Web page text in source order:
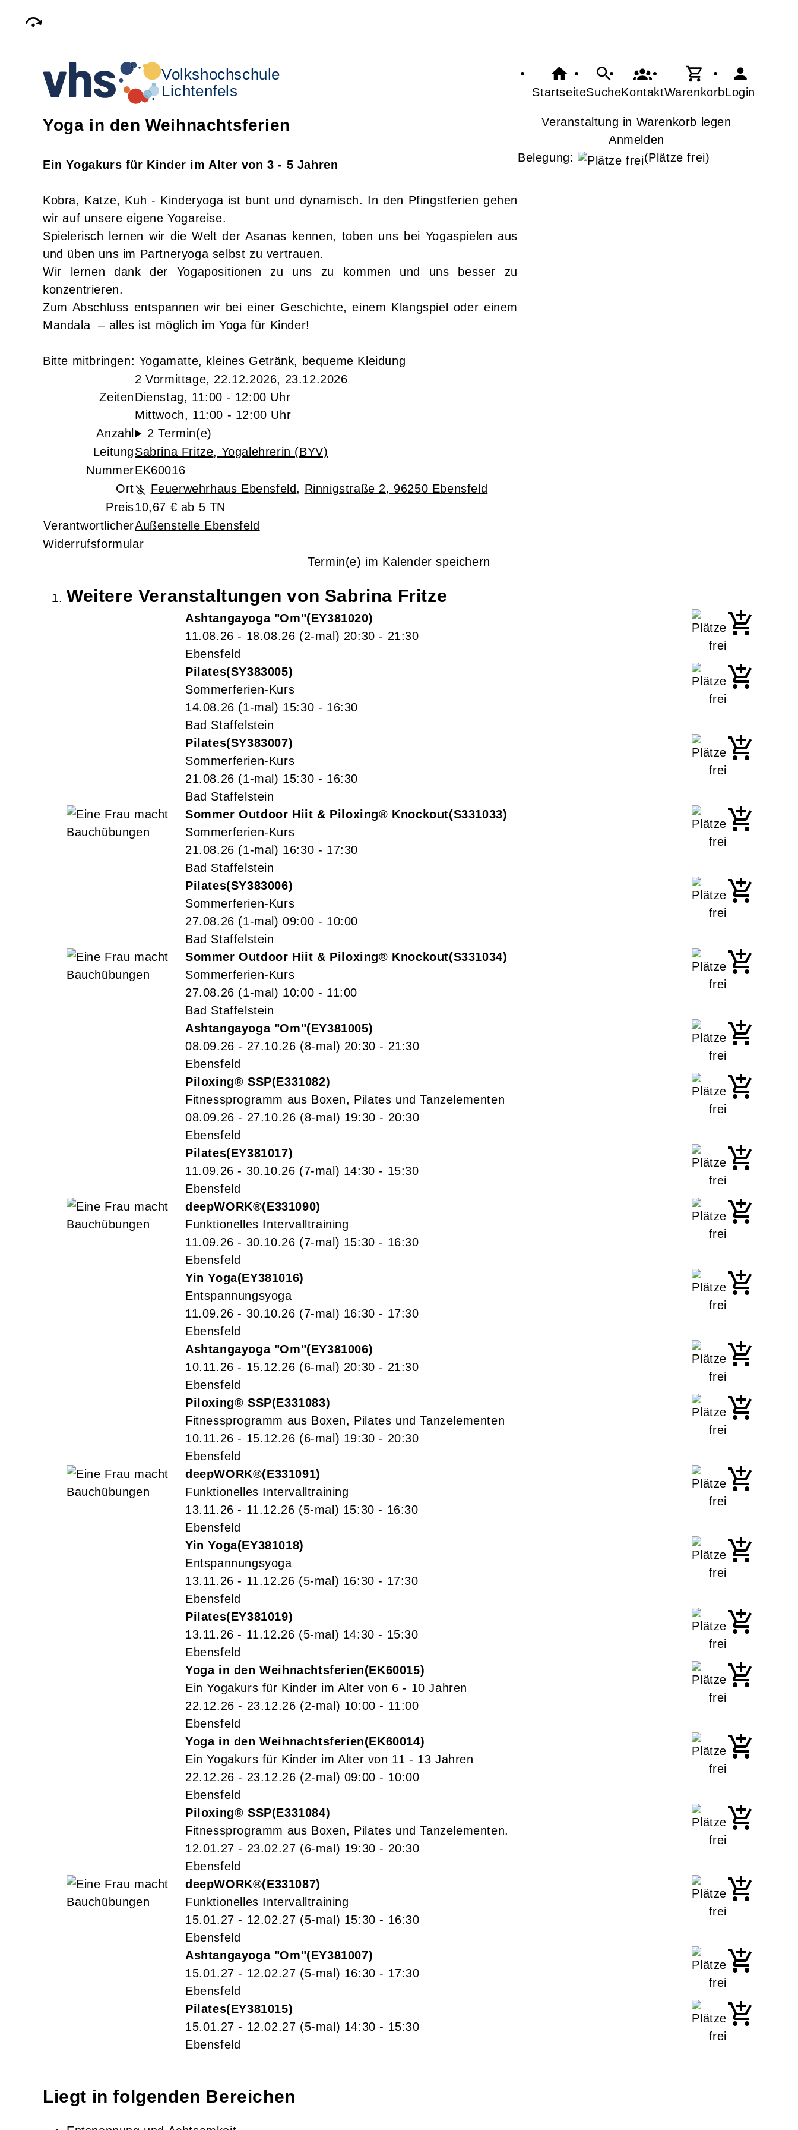
Volkshochschule
Lichtenfels
StartseiteSucheKontaktWarenkorbLogin
Yoga in den Weihnachtsferien
Ein Yogakurs für Kinder im Alter von 3 - 5 Jahren
Kobra, Katze, Kuh - Kinderyoga ist bunt und dynamisch. In den Pfingstferien gehen
wir auf unsere eigene Yogareise.
Spielerisch lernen wir die Welt der Asanas kennen, toben uns bei Yogaspielen aus
und üben uns im Partneryoga selbst zu vertrauen.
Wir lernen dank der Yogapositionen zu uns zu kommen und uns besser zu
konzentrieren.
Zum Abschluss entspannen wir bei einer Geschichte, einem Klangspiel oder einem
Mandala – alles ist möglich im Yoga für Kinder!
Bitte mitbringen: Yogamatte, kleines Getränk, bequeme Kleidung
Zeiten
2 Vormittage, 22.12.2026, 23.12.2026
Dienstag, 11:00 - 12:00 Uhr
Mittwoch, 11:00 - 12:00 Uhr
Anzahl
2 Termin(e)
LeitungSabrina Fritze, Yogalehrerin (BYV)
NummerEK60016
Ort
Feuerwehrhaus Ebensfeld, Rinnigstraße 2, 96250 Ebensfeld
Preis10,67 € ab 5 TN
VerantwortlicherAußenstelle Ebensfeld
Widerrufsformular
Veranstaltung in Warenkorb legen
Anmelden
Belegung:
(Plätze frei)
Termin(e) im Kalender speichern
Weitere Veranstaltungen von Sabrina Fritze
Ashtangayoga "Om" EY381020
11.08.26 - 18.08.26 (2-mal) 20:30 - 21:30
Ebensfeld
Pilates SY383005
Sommerferien-Kurs
14.08.26 (1-mal) 15:30 - 16:30
Bad Staffelstein
Pilates SY383007
Sommerferien-Kurs
21.08.26 (1-mal) 15:30 - 16:30
Bad Staffelstein
Sommer Outdoor Hiit & Piloxing® Knockout S331033
Sommerferien-Kurs
21.08.26 (1-mal) 16:30 - 17:30
Bad Staffelstein
Pilates SY383006
Sommerferien-Kurs
27.08.26 (1-mal)09:00 - 10:00
Bad Staffelstein
Sommer Outdoor Hiit & Piloxing® Knockout S331034
Sommerferien-Kurs
27.08.26 (1-mal) 10:00 - 11:00
Bad Staffelstein
Ashtangayoga "Om" EY381005
08.09.26 - 27.10.26 (8-mal) 20:30 - 21:30
Ebensfeld
Piloxing® SSP E331082
Fitnessprogramm aus Boxen, Pilates und Tanzelementen
08.09.26 - 27.10.26 (8-mal) 19:30 - 20:30
Ebensfeld
Pilates EY381017
11.09.26 - 30.10.26 (7-mal) 14:30 - 15:30
Ebensfeld
deepWORK® E331090
Funktionelles Intervalltraining
11.09.26 - 30.10.26 (7-mal) 15:30 - 16:30
Ebensfeld
Yin Yoga EY381016
Entspannungsyoga
11.09.26 - 30.10.26 (7-mal) 16:30 - 17:30
Ebensfeld
Ashtangayoga "Om" EY381006
10.11.26 - 15.12.26 (6-mal) 20:30 - 21:30
Ebensfeld
Piloxing® SSP E331083
Fitnessprogramm aus Boxen, Pilates und Tanzelementen
10.11.26 - 15.12.26 (6-mal) 19:30 - 20:30
Ebensfeld
deepWORK® E331091
Funktionelles Intervalltraining
13.11.26 - 11.12.26 (5-mal) 15:30 - 16:30
Ebensfeld
Yin Yoga EY381018
Entspannungsyoga
13.11.26 - 11.12.26 (5-mal) 16:30 - 17:30
Ebensfeld
Pilates EY381019
13.11.26 - 11.12.26 (5-mal) 14:30 - 15:30
Ebensfeld
Yoga in den Weihnachtsferien EK60015
Ein Yogakurs für Kinder im Alter von 6 - 10 Jahren
22.12.26 - 23.12.26 (2-mal) 10:00 - 11:00
Ebensfeld
Yoga in den Weihnachtsferien EK60014
Ein Yogakurs für Kinder im Alter von 11 - 13 Jahren
22.12.26 - 23.12.26 (2-mal) 09:00 - 10:00
Ebensfeld
Piloxing® SSP E331084
Fitnessprogramm aus Boxen, Pilates und Tanzelementen.
12.01.27 - 23.02.27 (6-mal) 19:30 - 20:30
Ebensfeld
deepWORK® E331087
Funktionelles Intervalltraining
15.01.27 - 12.02.27 (5-mal) 15:30 - 16:30
Ebensfeld
Ashtangayoga "Om" EY381007
15.01.27 - 12.02.27 (5-mal) 16:30 - 17:30
Ebensfeld
Pilates EY381015
15.01.27 - 12.02.27 (5-mal) 14:30 - 15:30
Ebensfeld
Liegt in folgenden Bereichen